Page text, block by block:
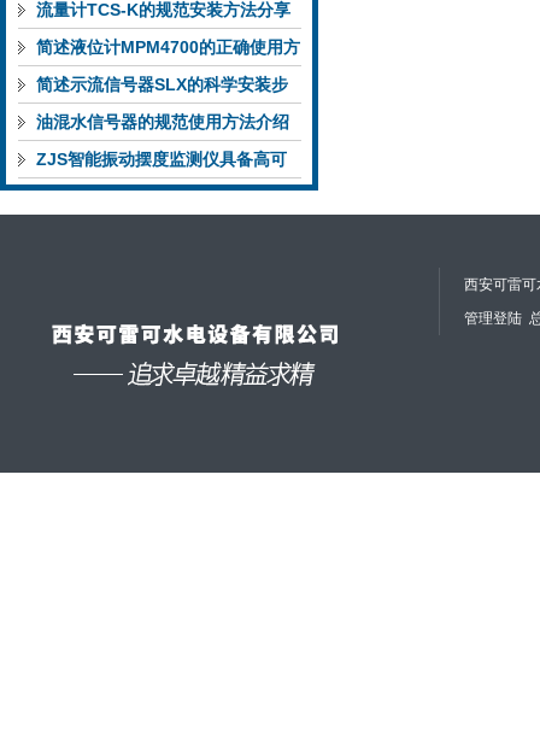
要点专业分享
流量计TCS-K的规范安装方法分享
简述液位计MPM4700的正确使用方
法
简述示流信号器SLX的科学安装步
骤
油混水信号器的规范使用方法介绍
ZJS智能振动摆度监测仪具备高可
靠性与自诊断能力
西安可雷
管理登陆